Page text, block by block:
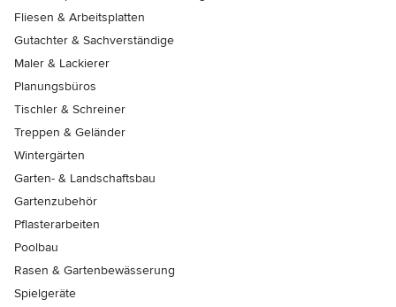
Fliesen & Arbeitsplatten
Gutachter & Sachverständige
Maler & Lackierer
Planungsbüros
Tischler & Schreiner
Treppen & Geländer
Wintergärten
Garten- & Landschaftsbau
Gartenzubehör
Pflasterarbeiten
Poolbau
Rasen & Gartenbewässerung
Spielgeräte